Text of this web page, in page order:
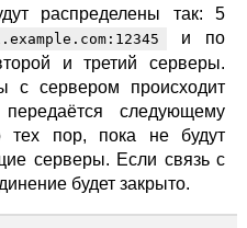
распределены так: 5
и по
и третий серверы.
с сервером происходит
следующему
тех пор, пока не будут
серверы. Если связь с
будет закрыто.